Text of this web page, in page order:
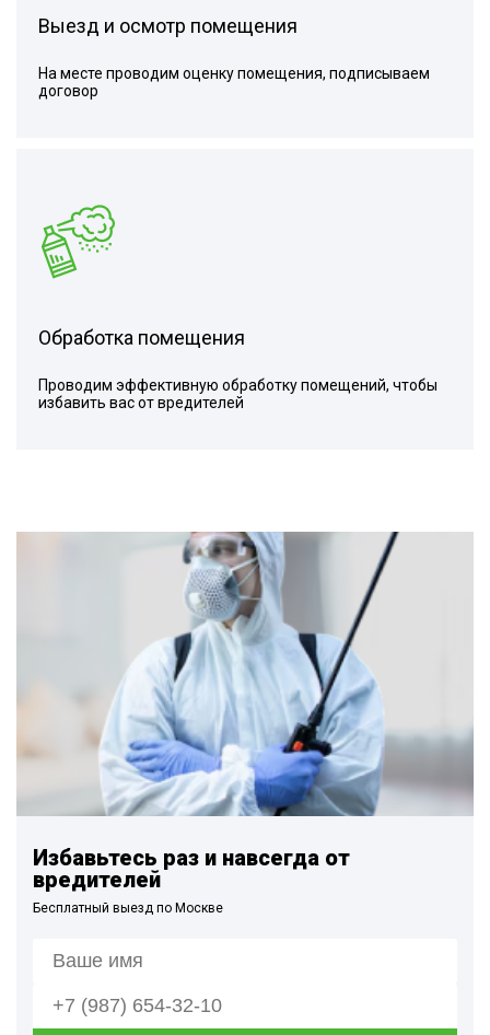
Выезд и осмотр помещения
На месте проводим оценку помещения, подписываем
договор
Обработка помещения
Проводим эффективную обработку помещений, чтобы
избавить вас от вредителей
Избавьтесь раз и навсегда от
вредителей
Бесплатный выезд по Москве